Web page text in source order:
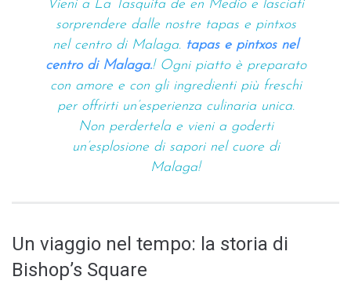
Vieni a La Tasquita de en Medio e lasciati
sorprendere dalle nostre tapas e pintxos
nel centro di Malaga. tapas e pintxos nel
centro di Malaga.! Ogni piatto è preparato
con amore e con gli ingredienti più freschi
per offrirti un’esperienza culinaria unica.
Non perdertela e vieni a goderti
un’esplosione di sapori nel cuore di
Malaga!
Un viaggio nel tempo: la storia di
Bishop’s Square